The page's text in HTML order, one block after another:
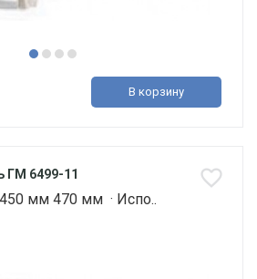
В корзину
ГМ 6499-11
мм 470 мм · Испо..